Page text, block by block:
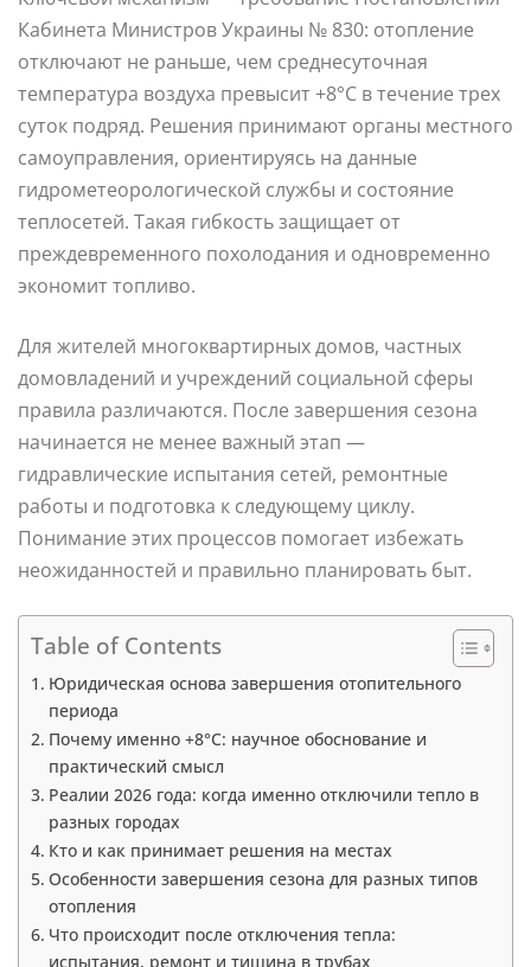
Кабинета Министров Украины № 830: отопление
отключают не раньше, чем среднесуточная
температура воздуха превысит +8°C в течение трех
суток подряд. Решения принимают органы местного
самоуправления, ориентируясь на данные
гидрометеорологической службы и состояние
теплосетей. Такая гибкость защищает от
преждевременного похолодания и одновременно
экономит топливо.
Для жителей многоквартирных домов, частных
домовладений и учреждений социальной сферы
правила различаются. После завершения сезона
начинается не менее важный этап —
гидравлические испытания сетей, ремонтные
работы и подготовка к следующему циклу.
Понимание этих процессов помогает избежать
неожиданностей и правильно планировать быт.
Table of Contents
Юридическая основа завершения отопительного
периода
Почему именно +8°C: научное обоснование и
практический смысл
Реалии 2026 года: когда именно отключили тепло в
разных городах
Кто и как принимает решения на местах
Особенности завершения сезона для разных типов
отопления
Что происходит после отключения тепла:
испытания, ремонт и тишина в трубах